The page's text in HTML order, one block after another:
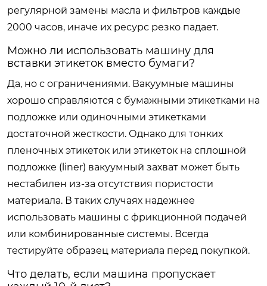
регулярной замены масла и фильтров каждые
2000 часов, иначе их ресурс резко падает.
Можно ли использовать машину для
вставки этикеток вместо бумаги?
Да, но с ограничениями. Вакуумные машины
хорошо справляются с бумажными этикетками на
подложке или одиночными этикетками
достаточной жесткости. Однако для тонких
пленочных этикеток или этикеток на сплошной
подложке (liner) вакуумный захват может быть
нестабилен из-за отсутствия пористости
материала. В таких случаях надежнее
использовать машины с фрикционной подачей
или комбинированные системы. Всегда
тестируйте образец материала перед покупкой.
Что делать, если машина пропускает